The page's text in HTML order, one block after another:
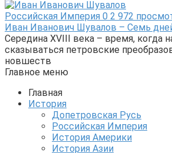
Российская Империя 0 2 972
Иван Иванович Шувалов – Семь
Середина XVIII века – время, когда
сказываться петровские
новшеств
Главное меню
Главная
История
Допетровская Русь
Российская Империя
История Америки
История Азии